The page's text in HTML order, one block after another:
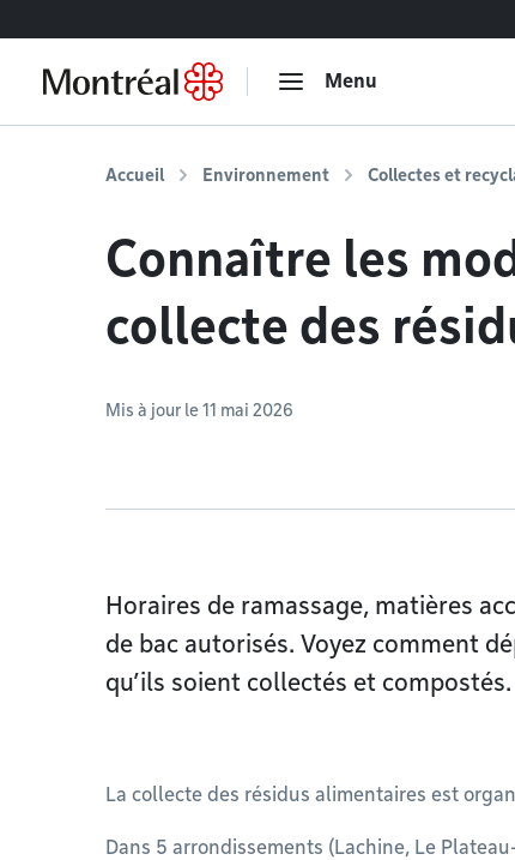
Menu
Accueil Environnement Collectes et
Connaître les
collecte des
Mis à jour le 11 mai 2026
Horaires de ramassage, matières
de bac autorisés. Voyez comment
qu’ils soient collectés et compostés.
La collecte des résidus alimentaires est
Dans 5 arrondissements (Lachine, Le